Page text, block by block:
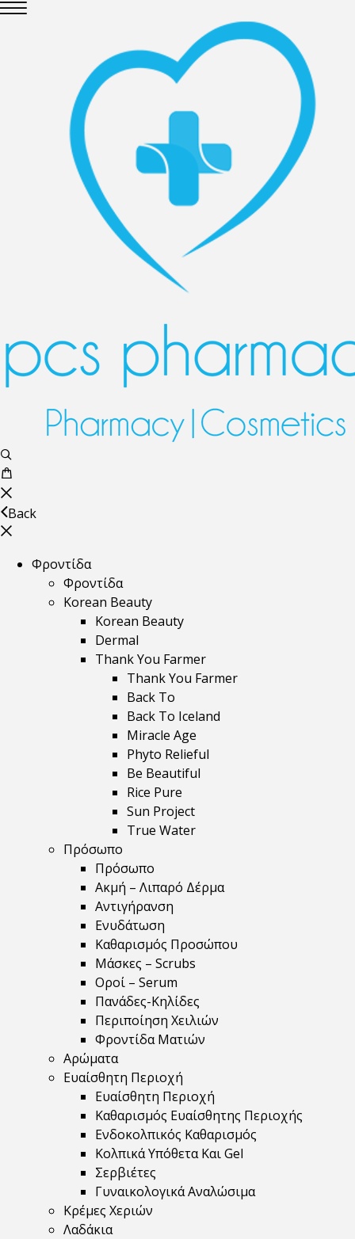
Back
Φροντίδα
Φροντίδα
Korean Beauty
Korean Beauty
Dermal
Thank You Farmer
Thank You Farmer
Back To
Back To Iceland
Miracle Age
Phyto Relieful
Be Beautiful
Rice Pure
Sun Project
True Water
Πρόσωπο
Πρόσωπο
Ακμή – Λιπαρό Δέρμα
Αντιγήρανση
Ενυδάτωση
Καθαρισμός Προσώπου
Μάσκες – Scrubs
Οροί – Serum
Πανάδες-Κηλίδες
Περιποίηση Χειλιών
Φροντίδα Ματιών
Αρώματα
Ευαίσθητη Περιοχή
Ευαίσθητη Περιοχή
Καθαρισμός Ευαίσθητης Περιοχής
Ενδοκολπικός Καθαρισμός
Κολπικά Υπόθετα Και Gel
Σερβιέτες
Γυναικολογικά Αναλώσιμα
Κρέμες Χεριών
Λαδάκια